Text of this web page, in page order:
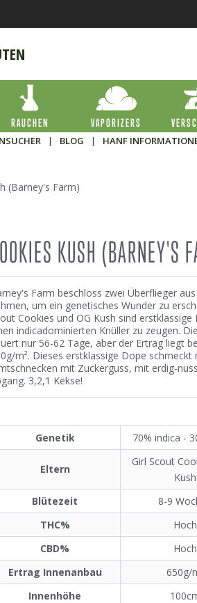
RAUCHEN VAPORIZERS
| BLOG | HANF
(Barney's Farm)
KUSH (BARNEY'S
Farm beschloss zwei Überflieger aus
um ein genetisches Wunder zu
Cookies und OG Kush sind erstklassige
indicadominierten Knüller zu zeugen.
nur 56-62 Tage, aber der Ertrag liegt
m². Dieses erstklassige Dope schmeckt
mit Zuckerguss, mit erdig-
3,2,1 Kekse!
Genetik 70% indica -
Eltern
Girl Scout
Kush
Blütezeit
8-9
THC%
Hoch
CBD%
Hoch
Ertrag Innenanbau
650g/
Innenhöhe